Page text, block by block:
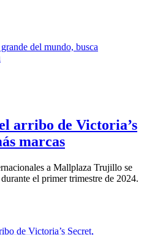
arribo de Victoria’s
marcas
a Mallplaza Trujillo se
el primer trimestre de 2024.